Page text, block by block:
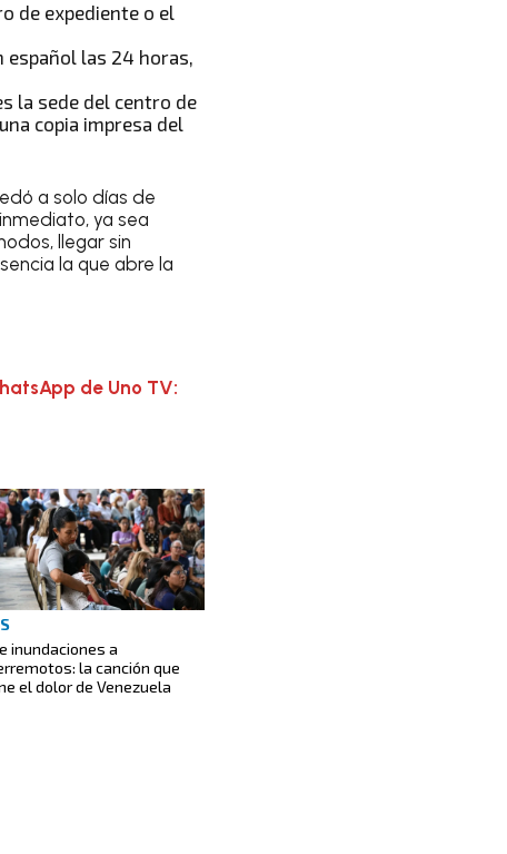
de expediente o el
español las 24 horas,
la sede del centro de
copia impresa del
a solo días de
ya sea
llegar sin
la que abre la
de Uno TV:
inundaciones a
la canción que
el dolor de Venezuela